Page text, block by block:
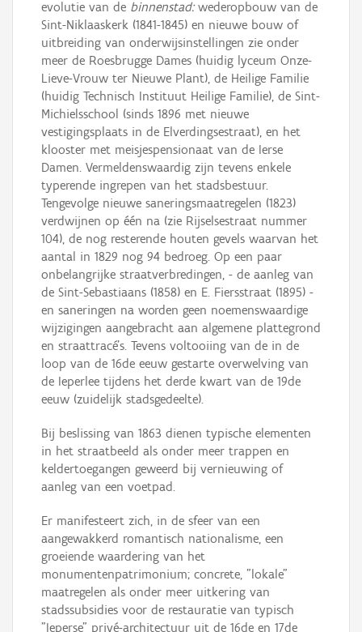
evolutie van de binnenstad:wederopbouw van de
Sint-Niklaaskerk (1841-1845) en nieuwe bouw of
uitbreiding van onderwijsinstellingen zie onder
meer de Roesbrugge Dames (huidig lyceum Onze-
Lieve-Vrouw ter Nieuwe Plant), de Heilige Familie
(huidig Technisch Instituut Heilige Familie), de Sint-
Michielsschool (sinds 1896 met nieuwe
vestigingsplaats in de Elverdingsestraat), en het
klooster met meisjespensionaat van de Ierse
Damen. Vermeldenswaardig zijn tevens enkele
typerende ingrepen van het stadsbestuur.
Tengevolge nieuwe saneringsmaatregelen (1823)
verdwijnen op één na (zie Rijselsestraat nummer
104), de nog resterende houten gevels waarvan het
aantal in 1829 nog 94 bedroeg. Op een paar
onbelangrijke straatverbredingen, - de aanleg van
de Sint-Sebastiaans (1858) en E. Fiersstraat (1895) -
en saneringen na worden geen noemenswaardige
wijzigingen aangebracht aan algemene plattegrond
en straattracé's. Tevens voltooiing van de in de
loop van de 16de eeuw gestarte overwelving van
de Ieperlee tijdens het derde kwart van de 19de
eeuw (zuidelijk stadsgedeelte).
Bij beslissing van 1863 dienen typische elementen
in het straatbeeld als onder meer trappen en
keldertoegangen geweerd bij vernieuwing of
aanleg van een voetpad.
Er manifesteert zich, in de sfeer van een
aangewakkerd romantisch nationalisme, een
groeiende waardering van het
monumentenpatrimonium; concrete, "lokale"
maatregelen als onder meer uitkering van
stadssubsidies voor de restauratie van typisch
"Ieperse" privé-architectuur uit de 16de en 17de